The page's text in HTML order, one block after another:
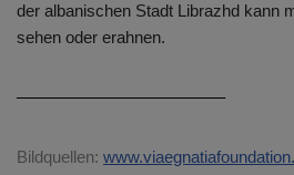
der albanischen Stadt Librazhd kann
sehen oder erahnen.
————————————–
Bildquellen: